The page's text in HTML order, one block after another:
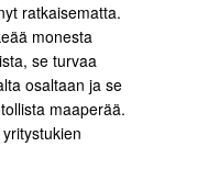
ratkaisematta.
monesta
se turvaa
osaltaan ja se
maaperää.